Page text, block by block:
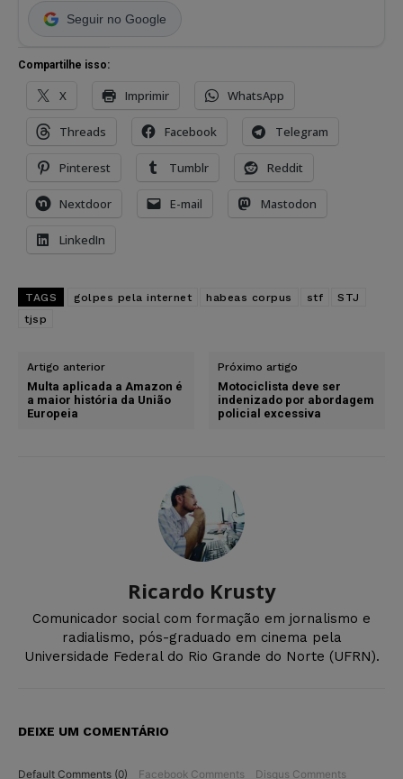
Seguir no Google
Compartilhe isso:
X Imprimir WhatsApp
Threads Facebook Telegram
Pinterest Tumblr Reddit
Nextdoor E-mail Mastodon
LinkedIn
TAGS golpes pela internet habeas corpus stf
STJ
tjsp
Artigo anterior
Multa aplicada a Amazon é
a maior história da União
Europeia
Próximo artigo
Motociclista deve ser
indenizado por abordagem
policial excessiva
Ricardo Krusty
Comunicador social com formação em jornalismo e
radialismo, pós-graduado em cinema pela
Universidade Federal do Rio Grande do Norte (UFRN).
DEIXE UM COMENTÁRIO
Default Comments (0) Facebook Comments Disqus Comments